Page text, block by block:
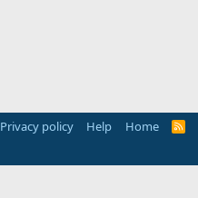
Privacy policy Help Home
R